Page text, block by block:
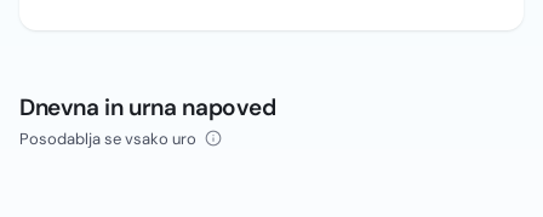
Dnevna in urna napoved
Posodablja se vsako uro